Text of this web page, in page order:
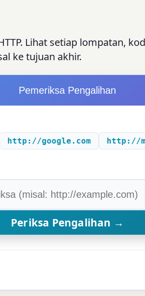
Lihat setiap lompatan,
ke tujuan akhir.
Pemeriksa Pengalihan
http://google.com
http://